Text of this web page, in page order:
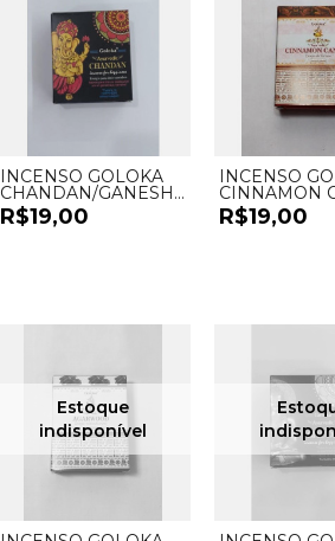
INCENSO GOLOKA
CHANDAN/GANESHA
CASCATA - UND
R$19,00
INCENSO
CINNAMON
CASCATA -
R$19,00